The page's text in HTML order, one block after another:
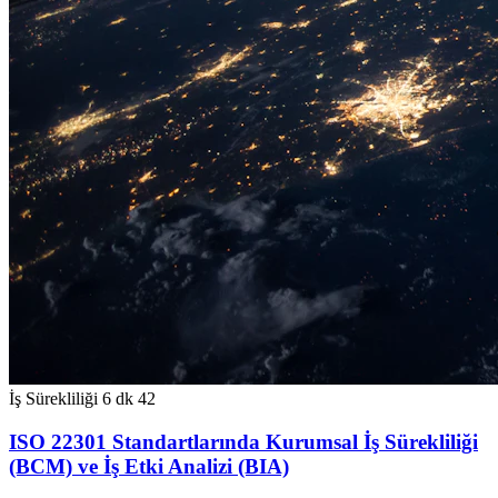
İş Sürekliliği 6 dk 42
ISO 22301 Standartlarında Kurumsal İş Sürekliliği
(BCM) ve İş Etki Analizi (BIA)